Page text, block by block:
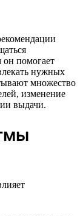
он помогает
нужных
множество
изменение
выдачи.